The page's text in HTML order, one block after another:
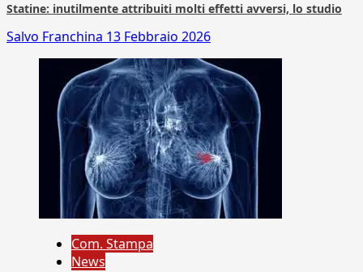
Statine: inutilmente attribuiti molti effetti avversi, lo studio
Salvo Franchina 13 Febbraio 2026
Com. Stampa
News